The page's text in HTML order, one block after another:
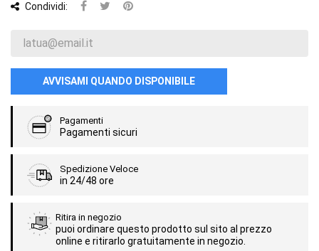
Condividi:
AVVISAMI QUANDO DISPONIBILE
Pagamenti
Pagamenti sicuri
Spedizione Veloce
in 24/48 ore
Ritira in negozio
puoi ordinare questo prodotto sul sito al prezzo
online e ritirarlo gratuitamente in negozio.